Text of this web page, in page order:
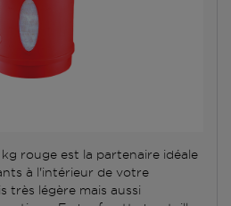
rouge est la partenaire idéale
à l'intérieur de votre
très légère mais aussi